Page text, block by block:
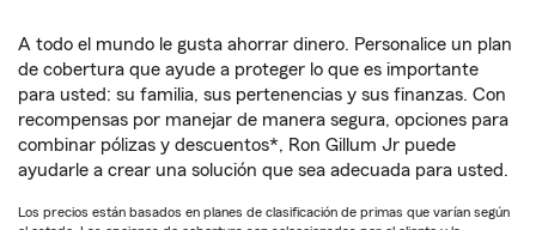
A todo el mundo le gusta ahorrar dinero. Personalice un plan
de cobertura que ayude a proteger lo que es importante
para usted: su familia, sus pertenencias y sus finanzas. Con
recompensas por manejar de manera segura, opciones para
combinar pólizas y descuentos*, Ron Gillum Jr puede
ayudarle a crear una solución que sea adecuada para usted.
Los precios están basados en planes de clasificación de primas que varían según